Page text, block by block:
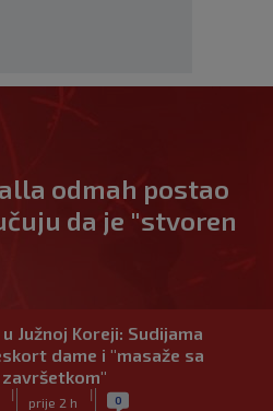
odmah postao
da je "stvoren
Južnoj Koreji: Sudijama
dame i "masaže sa
|
prije 2 h
| 0